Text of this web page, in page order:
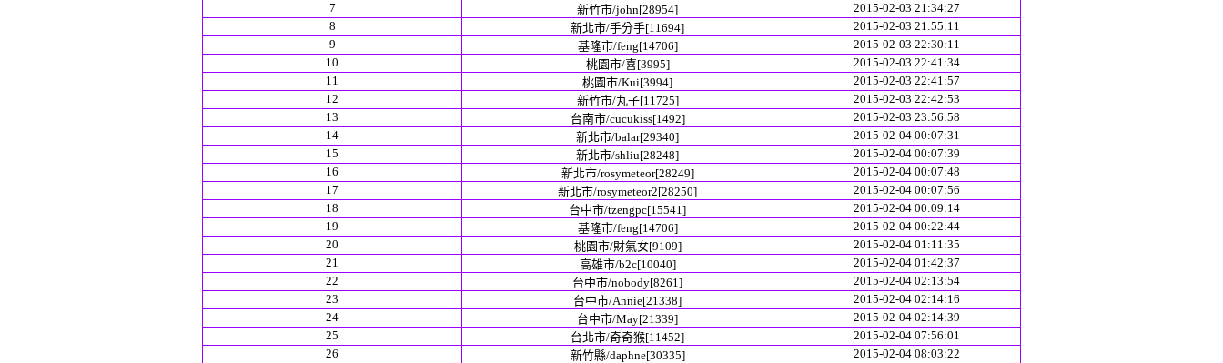
7
新竹市/john[28954]
2015-02-03 21:34:27
8
新北市/手分手[11694]
2015-02-03 21:55:11
9
基隆市/feng[14706]
2015-02-03 22:30:11
10
桃園市/喜[3995]
2015-02-03 22:41:34
11
桃園市/Kui[3994]
2015-02-03 22:41:57
12
新竹市/丸子[11725]
2015-02-03 22:42:53
13
台南市/cucukiss[1492]
2015-02-03 23:56:58
14
新北市/balar[29340]
2015-02-04 00:07:31
15
新北市/shliu[28248]
2015-02-04 00:07:39
16
新北市/rosymeteor[28249]
2015-02-04 00:07:48
17
新北市/rosymeteor2[28250]
2015-02-04 00:07:56
18
台中市/tzengpc[15541]
2015-02-04 00:09:14
19
基隆市/feng[14706]
2015-02-04 00:22:44
20
桃園市/財氣女[9109]
2015-02-04 01:11:35
21
高雄市/b2c[10040]
2015-02-04 01:42:37
22
台中市/nobody[8261]
2015-02-04 02:13:54
23
台中市/Annie[21338]
2015-02-04 02:14:16
24
台中市/May[21339]
2015-02-04 02:14:39
25
台北市/奇奇猴[11452]
2015-02-04 07:56:01
26
新竹縣/daphne[30335]
2015-02-04 08:03:22